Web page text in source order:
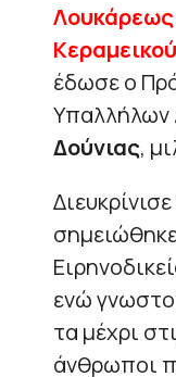
έδωσε ο
Υπαλλήλων
Δούνιας,
ενώ
τα μέχρι
άνθρωποι